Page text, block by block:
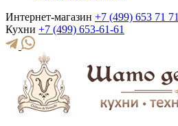
Интернет-магазин +7 (499) 653 71 71
Кухни +7 (499) 653-61-61